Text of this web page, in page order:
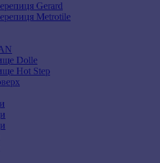
Gerard
Metrotile
Dolle
Hot Step